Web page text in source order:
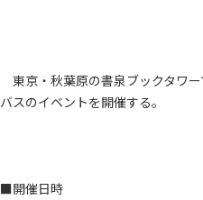
東京・秋葉原の書泉ブックタワ
バスのイベントを開催する。
■開催日時